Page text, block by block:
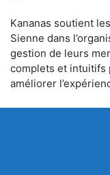
Kananas soutient
Sienne dans
gestion de leurs
complets et intuitifs
améliorer